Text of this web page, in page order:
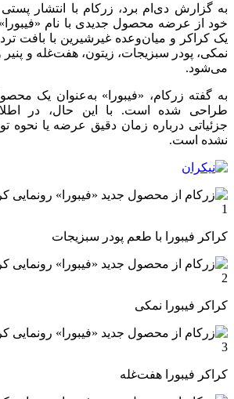
به گزارش دی‌ام‌ برد، زرکام با انتشار
خود از عرضه محصول جدیدی با نام
یک کراکر و میان‌وعده غیرشیرین با بافت
نمکی، پودر سبزیجات، زیتون، هفت‌غله و
می‌شود.
به گفته زرکام، «فیبورا» به‌عنوان یک
طراحی شده است. با این حال، در
جزئیاتی درباره زمان دقیق عرضه یا نحوه
نشده است.
کراکر فیبورا با طعم پودر سبزیجات
کراکر فیبورا نمکی
کراکر فیبورا هفت‌غله